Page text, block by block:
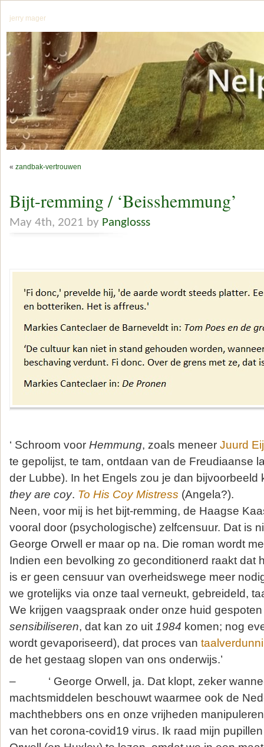
jerry mager
« zandbak-vertrouwen
Bijt-remming / ‘Beisshemmung’
May 4th, 2021 by Panglosss
‘ Schroom voor Hemmung, zoals meneer Juurd
te gepolijst, te tam, ontdaan van de Freudiaanse
der Lubbe). In het Engels zou je dan
they are coy. To His Coy Mistress (Angela?).
Neen, voor mij is het bijt-remming, de Haagse
vooral door (psychologische) zelfcensuur. Dat is
George Orwell er maar op na. Die roman wordt
Indien een bevolking zo geconditionerd raakt dat
is er geen censuur van overheidswege meer
we grotelijks via onze taal verneukt, gebreideld,
We krijgen vaagspraak onder onze huid
sensibiliseren, dat kan zo uit 1984 komen; nog
wordt gevaporiseerd), dat proces van
de het gestaag slopen van ons onderwijs.’
– ‘ George Orwell, ja. Dat klopt, zeker
machtsmiddelen beschouwt waarmee ook de
machthebbers ons en onze vrijheden
van het corona-covid19 virus. Ik raad mijn